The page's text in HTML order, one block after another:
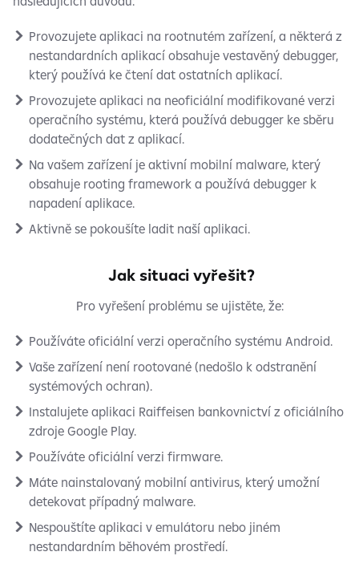
Provozujete aplikaci na rootnutém zařízení, a některá z
nestandardních aplikací obsahuje vestavěný debugger,
který používá ke čtení dat ostatních aplikací.
Provozujete aplikaci na neoficiální modifikované verzi
operačního systému, která používá debugger ke sběru
dodatečných dat z aplikací.
Na vašem zařízení je aktivní mobilní malware, který
obsahuje rooting framework a používá debugger k
napadení aplikace.
Aktivně se pokoušíte ladit naší aplikaci.
Jak situaci vyřešit?
Pro vyřešení problému se ujistěte, že:
Používáte oficiální verzi operačního systému Android.
Vaše zařízení není rootované (nedošlo k odstranění
systémových ochran).
Instalujete aplikaci Raiffeisen bankovnictví z oficiálního
zdroje Google Play.
Používáte oficiální verzi firmware.
Máte nainstalovaný mobilní antivirus, který umožní
detekovat případný malware.
Nespouštíte aplikaci v emulátoru nebo jiném
nestandardním běhovém prostředí.